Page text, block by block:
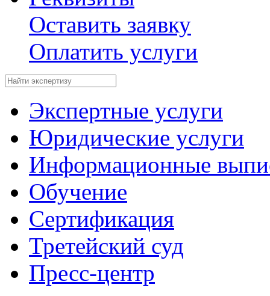
Оставить заявку
Оплатить услуги
Экспертные услуги
Юридические услуги
Информационные
Обучение
Сертификация
Третейский суд
Пресс-центр